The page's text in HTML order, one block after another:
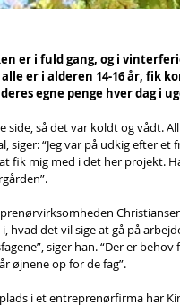
er i fuld gang, og i
er i alderen 14-16 år, fik
egne penge hver dag i
side, så det var koldt og vådt.
siger: “Jeg var på udkig efter
fik mig med i det her projekt.
hvad det vil sige at gå på
siger han. “Der er
øjnene op for de fag”.
i et entreprenørfirma har